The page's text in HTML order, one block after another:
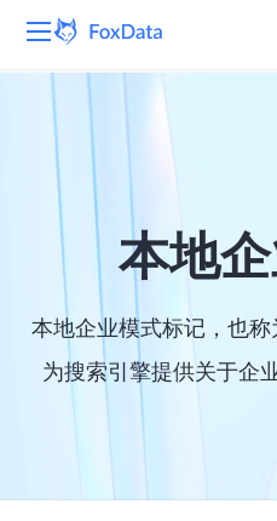
产品
解决方案 本地
本地企业模式标记，也称
为搜索引擎提供关于企